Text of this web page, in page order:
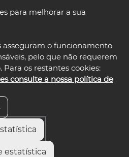
para melhorar a sua
asseguram o funcionamento
pelo que não requerem
os restantes cookies:
consulte a nossa política de
estatística
select language
Ílhavo - Eventos